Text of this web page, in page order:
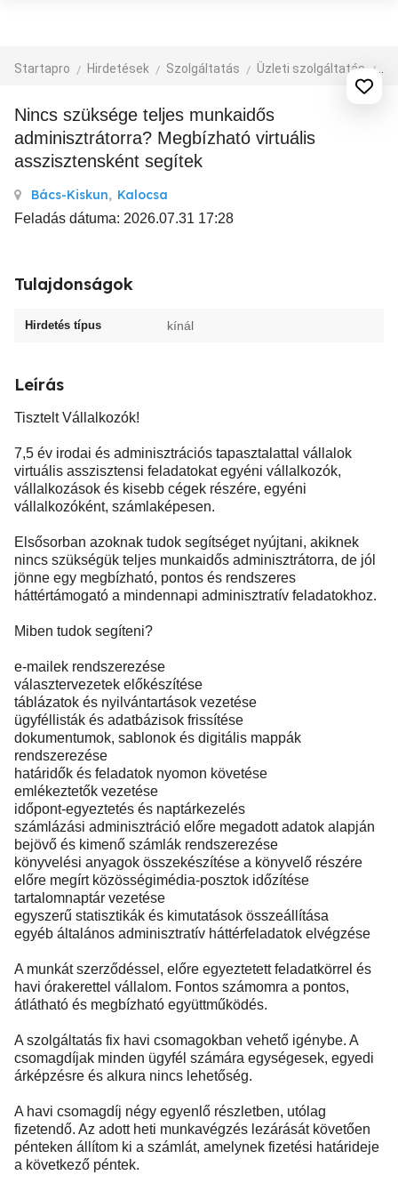
Startapro Hirdetések Szolgáltatás Üzleti szolgáltatás
Nincs szüksége teljes munkaidős
adminisztrátorra? Megbízható virtuális
asszisztensként segítek
Bács-Kiskun, Kalocsa
Feladás dátuma: 2026.07.31 17:28
Tulajdonságok
Hirdetés típus kínál
Leírás
Tisztelt Vállalkozók!
7,5 év irodai és adminisztrációs tapasztalattal vállalok
virtuális asszisztensi feladatokat egyéni vállalkozók,
vállalkozások és kisebb cégek részére, egyéni
vállalkozóként, számlaképesen.
Elsősorban azoknak tudok segítséget nyújtani, akiknek
nincs szükségük teljes munkaidős adminisztrátorra, de jól
jönne egy megbízható, pontos és rendszeres
háttértámogató a mindennapi adminisztratív feladatokhoz.
Miben tudok segíteni?
e-mailek rendszerezése
választervezetek előkészítése
táblázatok és nyilvántartások vezetése
ügyféllisták és adatbázisok frissítése
dokumentumok, sablonok és digitális mappák
rendszerezése
határidők és feladatok nyomon követése
emlékeztetők vezetése
időpont-egyeztetés és naptárkezelés
számlázási adminisztráció előre megadott adatok alapján
bejövő és kimenő számlák rendszerezése
könyvelési anyagok összekészítése a könyvelő részére
előre megírt közösségimédia-posztok időzítése
tartalomnaptár vezetése
egyszerű statisztikák és kimutatások összeállítása
egyéb általános adminisztratív háttérfeladatok elvégzése
A munkát szerződéssel, előre egyeztetett feladatkörrel és
havi órakerettel vállalom. Fontos számomra a pontos,
átlátható és megbízható együttműködés.
A szolgáltatás fix havi csomagokban vehető igénybe. A
csomagdíjak minden ügyfél számára egységesek, egyedi
árképzésre és alkura nincs lehetőség.
A havi csomagdíj négy egyenlő részletben, utólag
fizetendő. Az adott heti munkavégzés lezárását követően
pénteken állítom ki a számlát, amelynek fizetési határideje
a következő péntek.